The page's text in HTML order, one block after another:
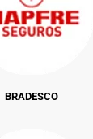
BRADESCO